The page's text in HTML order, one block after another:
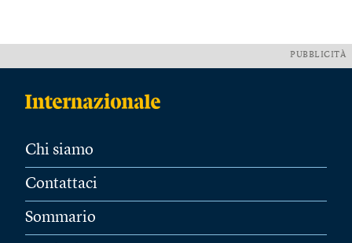
PUBBLICITÀ
Chi siamo
Contattaci
Sommario